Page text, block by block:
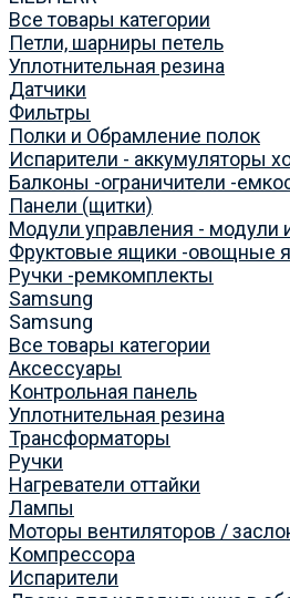
Все товары категории
Петли, шарниры петель
Уплотнительная резина
Датчики
Фильтры
Полки и Обрамление полок
Испарители - аккумуляторы
Балконы -ограничители -
Панели (щитки)
Модули управления - модули
Фруктовые ящики -овощные
Ручки -ремкомплекты
Samsung
Samsung
Все товары категории
Аксессуары
Контрольная панель
Уплотнительная резина
Трансформаторы
Ручки
Нагреватели оттайки
Лампы
Моторы вентиляторов /
Компрессора
Испарители